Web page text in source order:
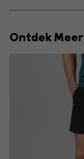
Ontdek Meer